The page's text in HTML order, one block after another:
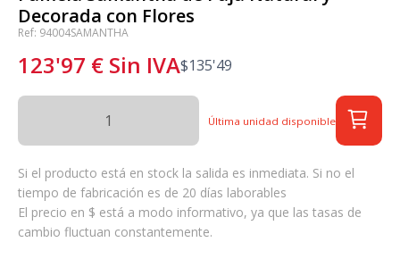
Decorada con Flores
Ref: 94004SAMANTHA
123'97 € Sin IVA$135'49
Última unidad disponible
Si el producto está en stock la salida es inmediata. Si no el
tiempo de fabricación es de 20 días laborables
El precio en $ está a modo informativo, ya que las tasas de
cambio fluctuan constantemente.